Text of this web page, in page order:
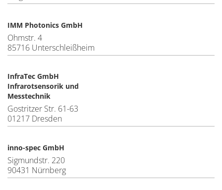
IMM Photonics GmbH
Ohmstr. 4
85716 Unterschleißheim
InfraTec GmbH
Infrarotsensorik und
Messtechnik
Gostritzer Str. 61-63
01217 Dresden
inno-spec GmbH
Sigmundstr. 220
90431 Nürnberg